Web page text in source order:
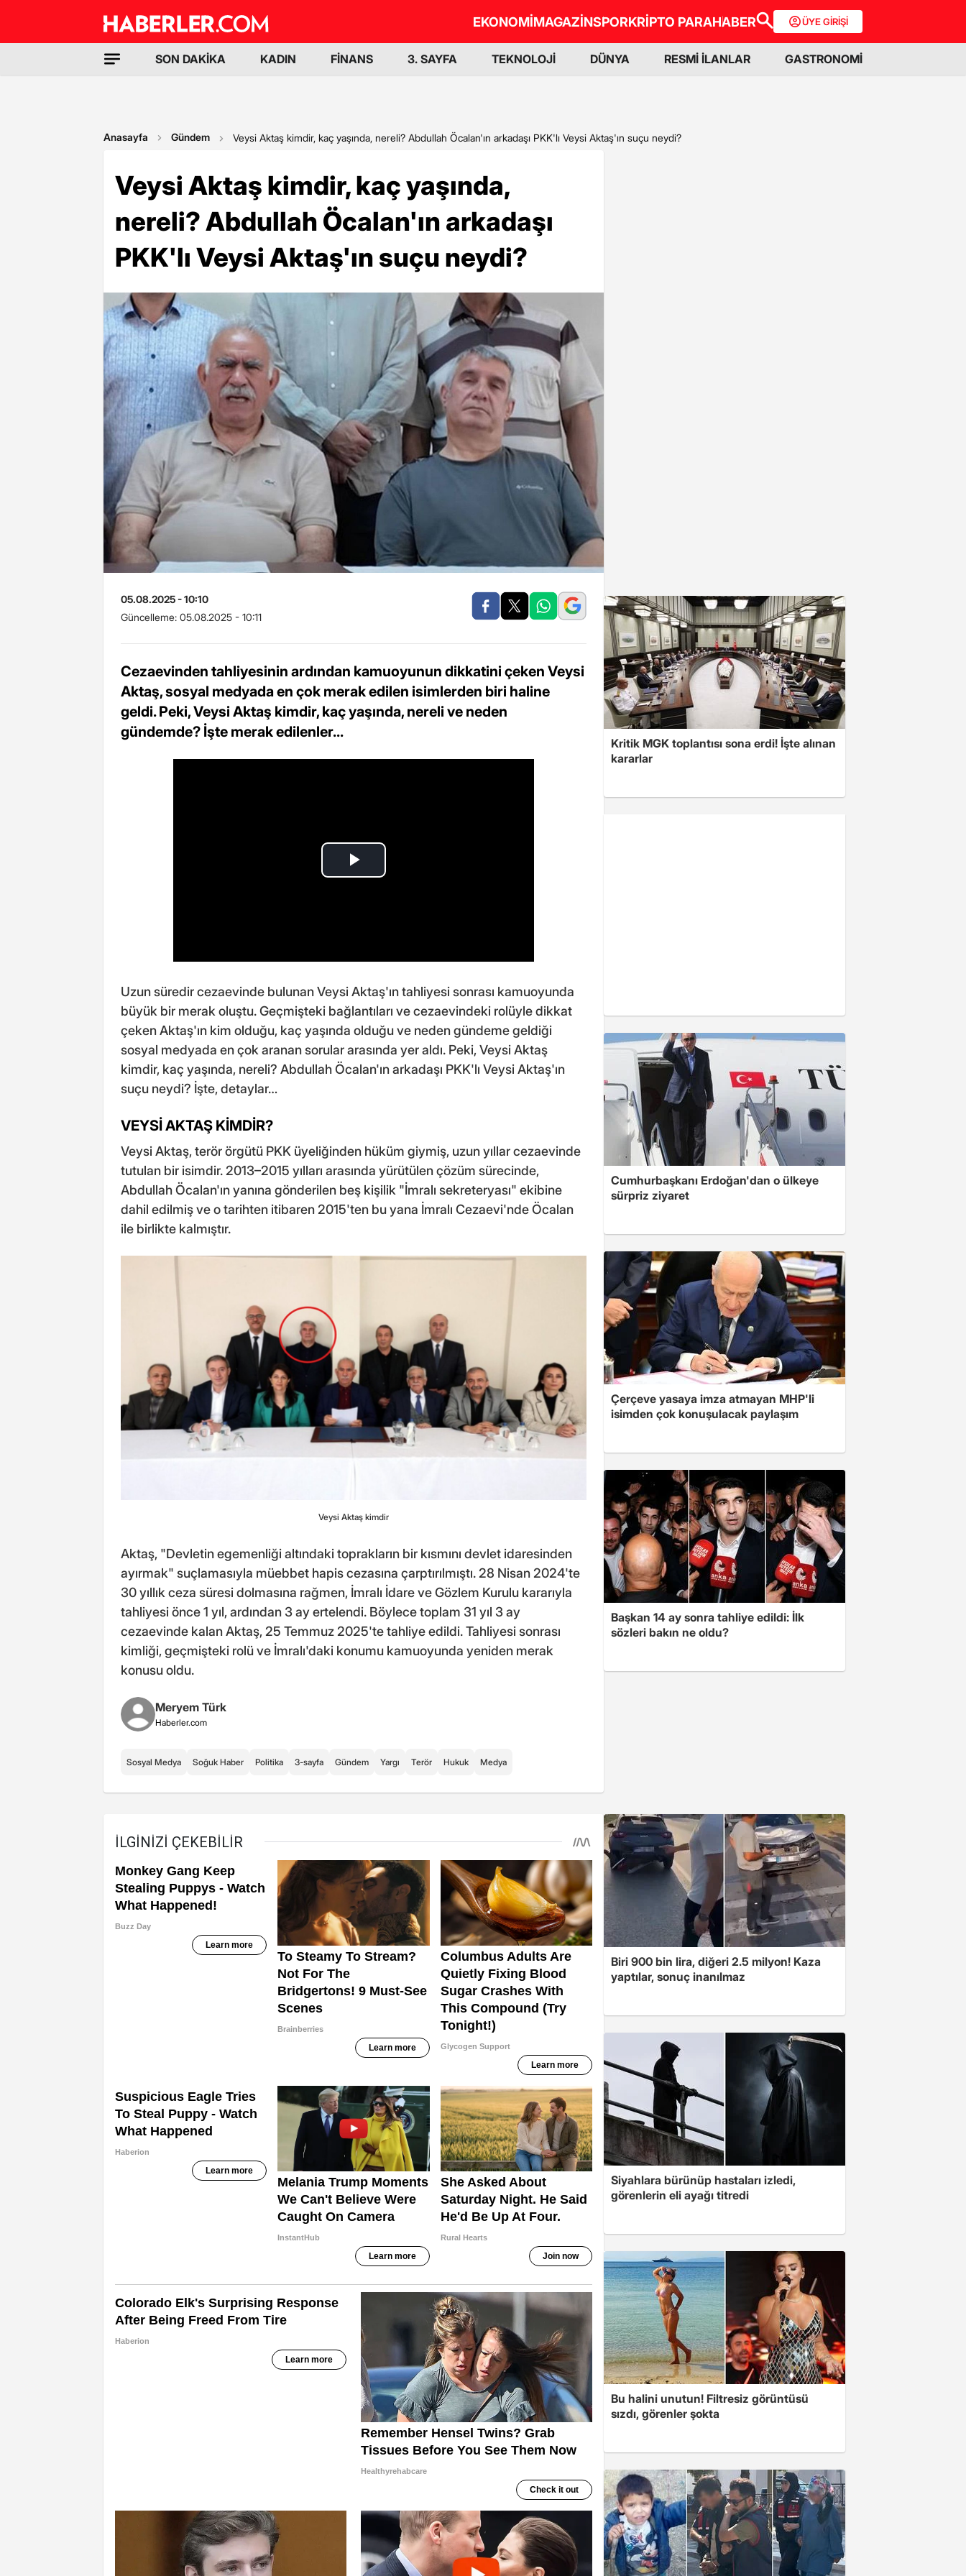
EKONOMİMAGAZİNSPORKRİPTO PARAHABER ÜYE GİRİŞİ
SON DAKİKA KADIN FİNANS 3. SAYFA TEKNOLOJİ DÜNYA RESMİ İLANLAR GASTRONOMİ
Anasayfa Gündem Veysi Aktaş kimdir, kaç yaşında, nereli? Abdullah Öcalan'ın arkadaşı PKK'lı Veysi Aktaş'ın suçu neydi?
Veysi Aktaş kimdir, kaç yaşında,
nereli? Abdullah Öcalan'ın arkadaşı
PKK'lı Veysi Aktaş'ın suçu neydi?
05.08.2025 - 10:10
Güncelleme: 05.08.2025 - 10:11
Cezaevinden tahliyesinin ardından kamuoyunun dikkatini çeken Veysi
Aktaş, sosyal medyada en çok merak edilen isimlerden biri haline
geldi. Peki, Veysi Aktaş kimdir, kaç yaşında, nereli ve neden
gündemde? İşte merak edilenler...
Uzun süredir cezaevinde bulunan Veysi Aktaş'ın tahliyesi sonrası kamuoyunda
büyük bir merak oluştu. Geçmişteki bağlantıları ve cezaevindeki rolüyle dikkat
çeken Aktaş'ın kim olduğu, kaç yaşında olduğu ve neden gündeme geldiği
sosyal medyada en çok aranan sorular arasında yer aldı. Peki, Veysi Aktaş
kimdir, kaç yaşında, nereli? Abdullah Öcalan'ın arkadaşı PKK'lı Veysi Aktaş'ın
suçu neydi? İşte, detaylar…
VEYSİ AKTAŞ KİMDİR?
Veysi Aktaş, terör örgütü PKK üyeliğinden hüküm giymiş, uzun yıllar cezaevinde
tutulan bir isimdir. 2013–2015 yılları arasında yürütülen çözüm sürecinde,
Abdullah Öcalan'ın yanına gönderilen beş kişilik "İmralı sekreteryası" ekibine
dahil edilmiş ve o tarihten itibaren 2015'ten bu yana İmralı Cezaevi'nde Öcalan
ile birlikte kalmıştır.
Veysi Aktaş kimdir
Aktaş, "Devletin egemenliği altındaki toprakların bir kısmını devlet idaresinden
ayırmak" suçlamasıyla müebbet hapis cezasına çarptırılmıştı. 28 Nisan 2024'te
30 yıllık ceza süresi dolmasına rağmen, İmralı İdare ve Gözlem Kurulu kararıyla
tahliyesi önce 1 yıl, ardından 3 ay ertelendi. Böylece toplam 31 yıl 3 ay
cezaevinde kalan Aktaş, 25 Temmuz 2025'te tahliye edildi. Tahliyesi sonrası
kimliği, geçmişteki rolü ve İmralı'daki konumu kamuoyunda yeniden merak
konusu oldu.
Meryem Türk
Haberler.com
Sosyal Medya Soğuk Haber Politika 3-sayfa Gündem Yargı Terör Hukuk Medya
Kritik MGK toplantısı sona erdi! İşte alınan
kararlar
Cumhurbaşkanı Erdoğan'dan o ülkeye
sürpriz ziyaret
Çerçeve yasaya imza atmayan MHP'li
isimden çok konuşulacak paylaşım
Başkan 14 ay sonra tahliye edildi: İlk
sözleri bakın ne oldu?
Biri 900 bin lira, diğeri 2.5 milyon! Kaza
yaptılar, sonuç inanılmaz
Siyahlara bürünüp hastaları izledi,
görenlerin eli ayağı titredi
Bu halini unutun! Filtresiz görüntüsü
sızdı, görenler şokta